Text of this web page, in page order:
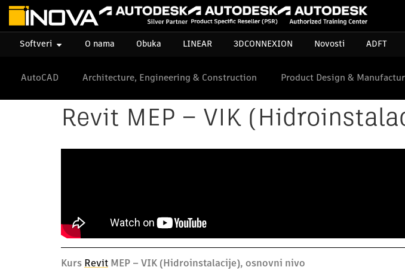
Softveri O nama Obuka LINEAR 3DCONNEXION Novosti ADFT
AutoCAD Architecture, Engineering & Construction Product Design &
Revit MEP – VIK
Kurs Revit MEP – VIK (Hidroinstalacije), osnovni nivo